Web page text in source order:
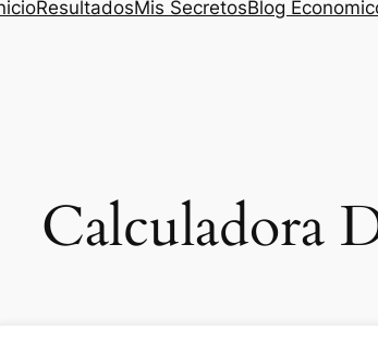
ResultadosMis SecretosBlog
Calculadora